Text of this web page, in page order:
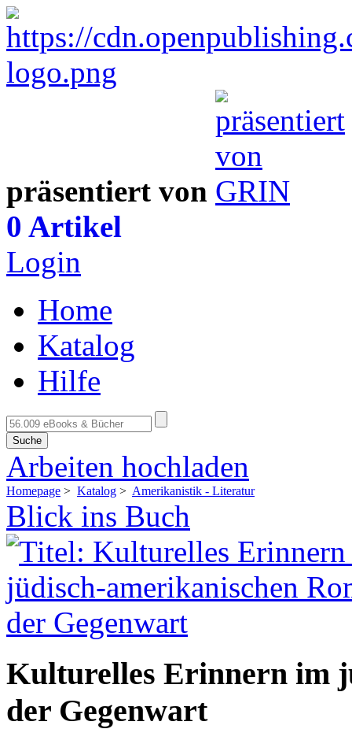
präsentiert von
0 Artikel
Login
Home
Katalog
Hilfe
Suche
Arbeiten hochladen
Homepage > Katalog > Amerikanistik - Literatur
Blick ins Buch
Kulturelles Erinnern im
der Gegenwart